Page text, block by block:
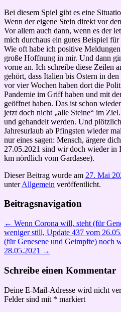
Bei diesem Spiel gibt es eine
Wenn der eigene Stein direkt vor
Vor allem auch dann, wenn es der
mich durchaus ein gutes Beispiel
Wie oft habe ich positive
große Hoffnung in mir. Und dann
vorne an. Ich schreibe diese Zeilen
gehört, dass Italien bis Ostern in
vor vier Wochen haben dort die
Pandemie im Griff haben und mit
geöffnet haben. Das ist schon
jetzt doch nicht „alle Steine“ im
und gehandelt werden. Und
Jahresurlaub ab Pfingsten wieder
nur eines sagen: Mensch, ärgere
27.05.2021 sind wir doch wieder in
km nördlich vom Gardasee).
Dieser Beitrag wurde am 27. Mai
unterAllgemein veröffentlicht.
Beitragsnavigation
← Wenn Corona will, steht (für
weniger still, Update 437 vom
(für Genesene und Geimpfte) noch
28.05.2021 →
Schreibe einen Kommentar
Deine E-Mail-Adresse wird nicht
Felder sind mit * markiert